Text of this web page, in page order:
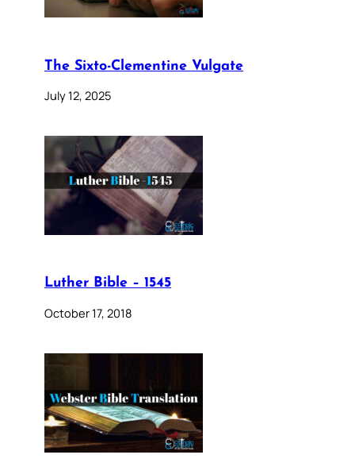
The Sixto-Clementine Vulgate
July 12, 2025
Luther Bible – 1545
October 17, 2018